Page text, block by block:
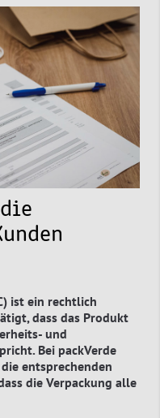
ist ein rechtlich
dass das Produkt
und
Bei packVerde
entsprechenden
die Verpackung alle